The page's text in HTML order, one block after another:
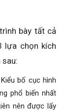
trình bày tất cả
lựa chọn kích
Kiểu bố cục hình
phổ biến nhất
nên được lấy